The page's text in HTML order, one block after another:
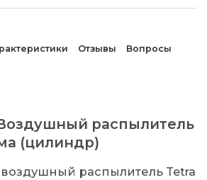
Отзывы Вопросы
распылитель
(цилиндр)
распылитель Tetra